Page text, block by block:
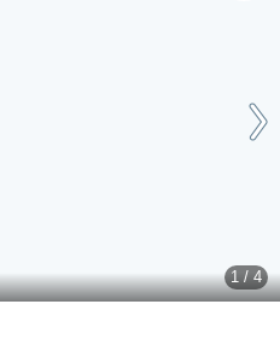
1 / 4